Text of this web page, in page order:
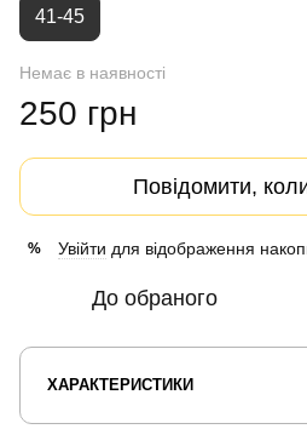
41-45
Немає в наявності
250 грн
Повідомити,
% Увійти для відображення
До обраного
ХАРАКТЕРИСТИКИ